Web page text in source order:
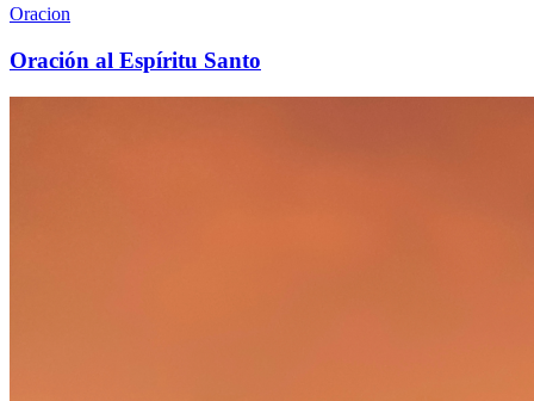
Oracion
Oración al Espíritu Santo